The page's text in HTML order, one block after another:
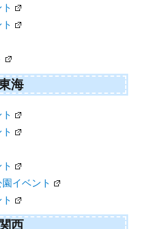
海
イベント
関西